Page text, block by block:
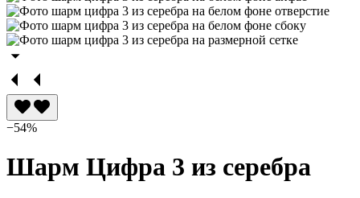
−54%
Шарм Цифра 3 из серебра